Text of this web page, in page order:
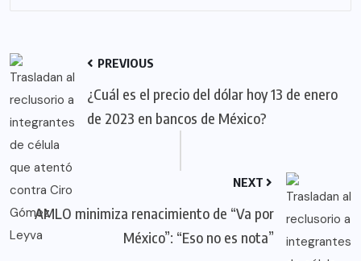
PREVIOUS
¿Cuál es el precio del dólar hoy 13 de enero
de 2023 en bancos de México?
NEXT
AMLO minimiza renacimiento de “Va por
México”: “Eso no es nota”